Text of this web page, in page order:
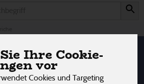
Ihre Cookie-
vor
Cookies und Targeting
Allergene